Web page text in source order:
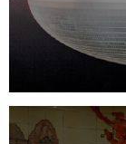
文化艺术